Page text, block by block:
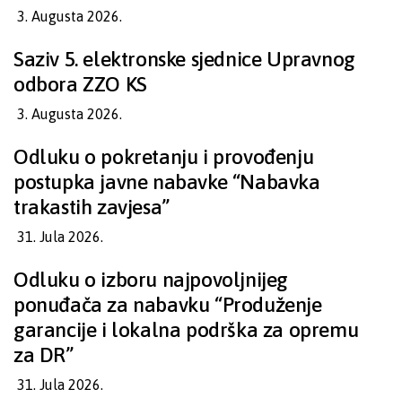
3. Augusta 2026.
Saziv 5. elektronske sjednice Upravnog
odbora ZZO KS
3. Augusta 2026.
Odluku o pokretanju i provođenju
postupka javne nabavke “Nabavka
trakastih zavjesa”
31. Jula 2026.
Odluku o izboru najpovoljnijeg
ponuđača za nabavku “Produženje
garancije i lokalna podrška za opremu
za DR”
31. Jula 2026.